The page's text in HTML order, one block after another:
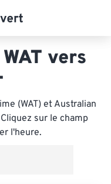
vers
(WAT) et Australian
sur le champ
l'heure.